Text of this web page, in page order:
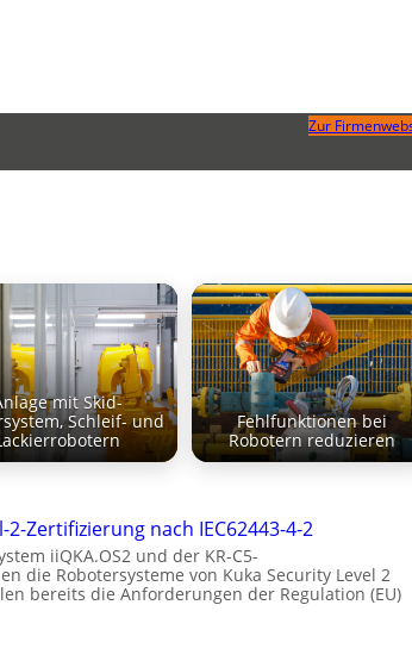
Zur
mit Skid-
Schleif- und
Fehlfunktionen bei
Robotern reduzieren
Zertifizierung nach IEC62443-4-2
iiQKA.OS2 und der KR-C5-
die Robotersysteme von Kuka Security Level 2
bereits die Anforderungen der Regulation (EU)